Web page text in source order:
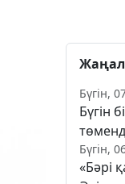
Бүгін,
Бүгін
Бүгін,
«Бәрі